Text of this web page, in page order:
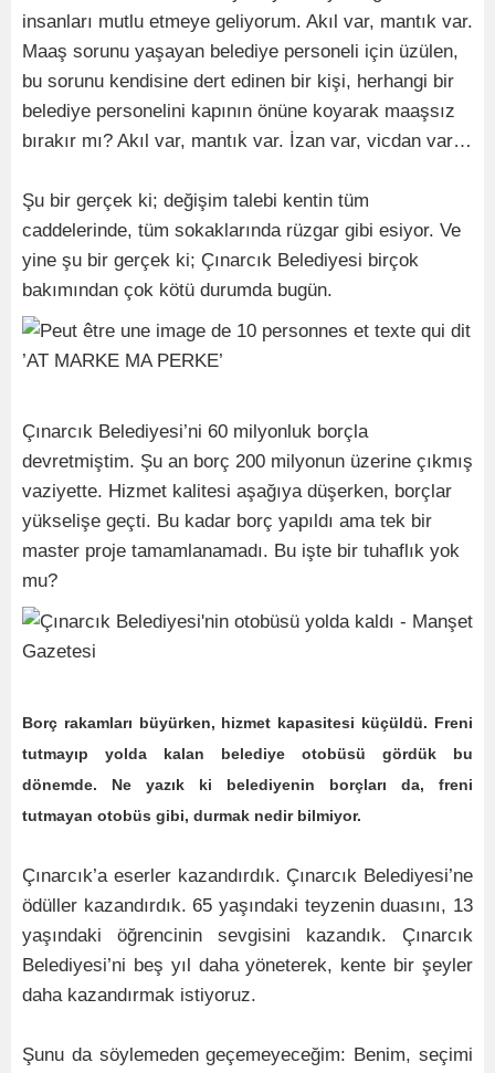
insanları mutlu etmeye geliyorum. Akıl var, mantık var.
Maaş sorunu yaşayan belediye personeli için üzülen,
bu sorunu kendisine dert edinen bir kişi, herhangi bir
belediye personelini kapının önüne koyarak maaşsız
bırakır mı? Akıl var, mantık var. İzan var, vicdan var…
Şu bir gerçek ki; değişim talebi kentin tüm
caddelerinde, tüm sokaklarında rüzgar gibi esiyor. Ve
yine şu bir gerçek ki; Çınarcık Belediyesi birçok
bakımından çok kötü durumda bugün.
Çınarcık Belediyesi’ni 60 milyonluk borçla
devretmiştim. Şu an borç 200 milyonun üzerine çıkmış
vaziyette. Hizmet kalitesi aşağıya düşerken, borçlar
yükselişe geçti. Bu kadar borç yapıldı ama tek bir
master proje tamamlanamadı. Bu işte bir tuhaflık yok
mu?
Borç rakamları büyürken, hizmet kapasitesi küçüldü. Freni
tutmayıp yolda kalan belediye otobüsü gördük bu
dönemde. Ne yazık ki belediyenin borçları da, freni
tutmayan otobüs gibi, durmak nedir bilmiyor.
Çınarcık’a eserler kazandırdık. Çınarcık Belediyesi’ne
ödüller kazandırdık. 65 yaşındaki teyzenin duasını, 13
yaşındaki öğrencinin sevgisini kazandık. Çınarcık
Belediyesi’ni beş yıl daha yöneterek, kente bir şeyler
daha kazandırmak istiyoruz.
Şunu da söylemeden geçemeyeceğim: Benim, seçimi